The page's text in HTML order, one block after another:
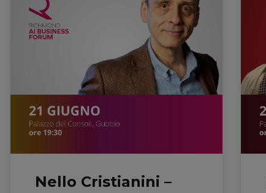
Nello Cristianini –